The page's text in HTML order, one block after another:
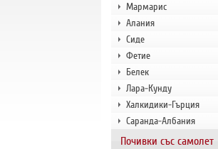
Мармарис
Алания
Сиде
Фетие
Белек
Лара-Кунду
Халкидики-Гърция
Саранда-Албания
Почивки със самолет